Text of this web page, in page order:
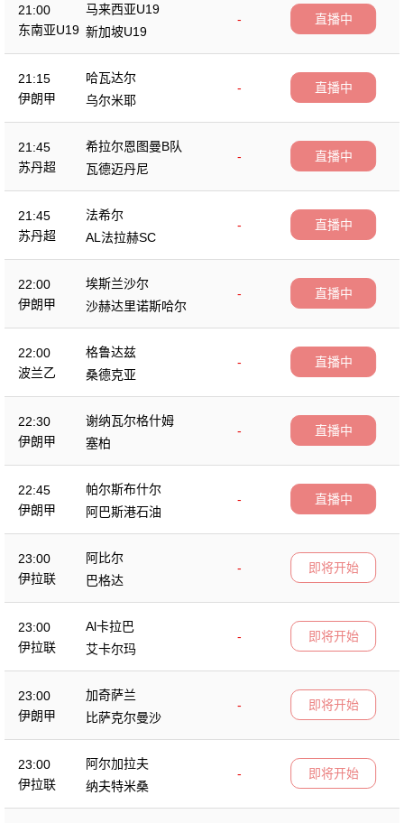
21:00
东南亚U19
马来西亚U19
-
新加坡U19
直播中
21:15
伊朗甲
哈瓦达尔
-
乌尔米耶
直播中
21:45
苏丹超
希拉尔恩图曼B队
-
瓦德迈丹尼
直播中
21:45
苏丹超
法希尔
-
AL法拉赫SC
直播中
22:00
伊朗甲
埃斯兰沙尔
-
沙赫达里诺斯哈尔
直播中
22:00
波兰乙
格鲁达兹
-
桑德克亚
直播中
22:30
伊朗甲
谢纳瓦尔格什姆
-
塞柏
直播中
22:45
伊朗甲
帕尔斯布什尔
-
阿巴斯港石油
直播中
23:00
伊拉联
阿比尔
-
巴格达
即将开始
23:00
伊拉联
Al卡拉巴
-
艾卡尔玛
即将开始
23:00
伊朗甲
加奇萨兰
-
比萨克尔曼沙
即将开始
23:00
伊拉联
阿尔加拉夫
-
纳夫特米桑
即将开始